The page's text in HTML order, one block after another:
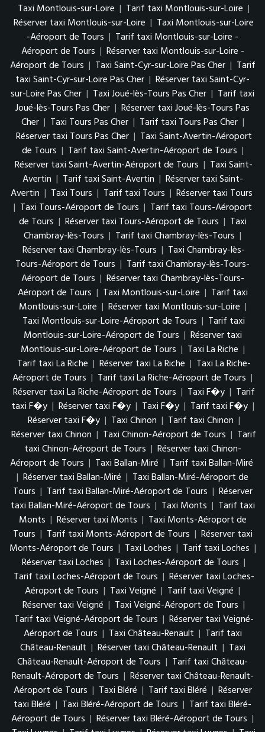
Taxi Montlouis-sur-Loire | Tarif taxi Montlouis-sur-Loire |
Réserver taxi Montlouis-sur-Loire | Taxi Montlouis-sur-Loire
-Aéroport de Tours | Tarif taxi Montlouis-sur-Loire -
Aéroport de Tours | Réserver taxi Montlouis-sur-Loire -
Aéroport de Tours | Taxi Saint-Cyr-sur-Loire Pas Cher | Tarif
taxi Saint-Cyr-sur-Loire Pas Cher | Réserver taxi Saint-Cyr-
sur-Loire Pas Cher | Taxi Joué-lès-Tours Pas Cher | Tarif taxi
Joué-lès-Tours Pas Cher | Réserver taxi Joué-lès-Tours Pas
Cher | Taxi Tours Pas Cher | Tarif taxi Tours Pas Cher |
Réserver taxi Tours Pas Cher | Taxi Saint-Avertin-Aéroport
de Tours | Tarif taxi Saint-Avertin-Aéroport de Tours |
Réserver taxi Saint-Avertin-Aéroport de Tours | Taxi Saint-
Avertin | Tarif taxi Saint-Avertin | Réserver taxi Saint-
Avertin | Taxi Tours | Tarif taxi Tours | Réserver taxi Tours
| Taxi Tours-Aéroport de Tours | Tarif taxi Tours-Aéroport
de Tours | Réserver taxi Tours-Aéroport de Tours | Taxi
Chambray-lès-Tours | Tarif taxi Chambray-lès-Tours |
Réserver taxi Chambray-lès-Tours | Taxi Chambray-lès-
Tours-Aéroport de Tours | Tarif taxi Chambray-lès-Tours-
Aéroport de Tours | Réserver taxi Chambray-lès-Tours-
Aéroport de Tours | Taxi Montlouis-sur-Loire | Tarif taxi
Montlouis-sur-Loire | Réserver taxi Montlouis-sur-Loire |
Taxi Montlouis-sur-Loire-Aéroport de Tours | Tarif taxi
Montlouis-sur-Loire-Aéroport de Tours | Réserver taxi
Montlouis-sur-Loire-Aéroport de Tours | Taxi La Riche |
Tarif taxi La Riche | Réserver taxi La Riche | Taxi La Riche-
Aéroport de Tours | Tarif taxi La Riche-Aéroport de Tours |
Réserver taxi La Riche-Aéroport de Tours | Taxi F�y | Tarif
taxi F�y | Réserver taxi F�y | Taxi F�y | Tarif taxi F�y |
Réserver taxi F�y | Taxi Chinon | Tarif taxi Chinon |
Réserver taxi Chinon | Taxi Chinon-Aéroport de Tours | Tarif
taxi Chinon-Aéroport de Tours | Réserver taxi Chinon-
Aéroport de Tours | Taxi Ballan-Miré | Tarif taxi Ballan-Miré
| Réserver taxi Ballan-Miré | Taxi Ballan-Miré-Aéroport de
Tours | Tarif taxi Ballan-Miré-Aéroport de Tours | Réserver
taxi Ballan-Miré-Aéroport de Tours | Taxi Monts | Tarif taxi
Monts | Réserver taxi Monts | Taxi Monts-Aéroport de
Tours | Tarif taxi Monts-Aéroport de Tours | Réserver taxi
Monts-Aéroport de Tours | Taxi Loches | Tarif taxi Loches |
Réserver taxi Loches | Taxi Loches-Aéroport de Tours |
Tarif taxi Loches-Aéroport de Tours | Réserver taxi Loches-
Aéroport de Tours | Taxi Veigné | Tarif taxi Veigné |
Réserver taxi Veigné | Taxi Veigné-Aéroport de Tours |
Tarif taxi Veigné-Aéroport de Tours | Réserver taxi Veigné-
Aéroport de Tours | Taxi Château-Renault | Tarif taxi
Château-Renault | Réserver taxi Château-Renault | Taxi
Château-Renault-Aéroport de Tours | Tarif taxi Château-
Renault-Aéroport de Tours | Réserver taxi Château-Renault-
Aéroport de Tours | Taxi Bléré | Tarif taxi Bléré | Réserver
taxi Bléré | Taxi Bléré-Aéroport de Tours | Tarif taxi Bléré-
Aéroport de Tours | Réserver taxi Bléré-Aéroport de Tours |